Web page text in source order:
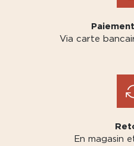
Via carte
En magasin